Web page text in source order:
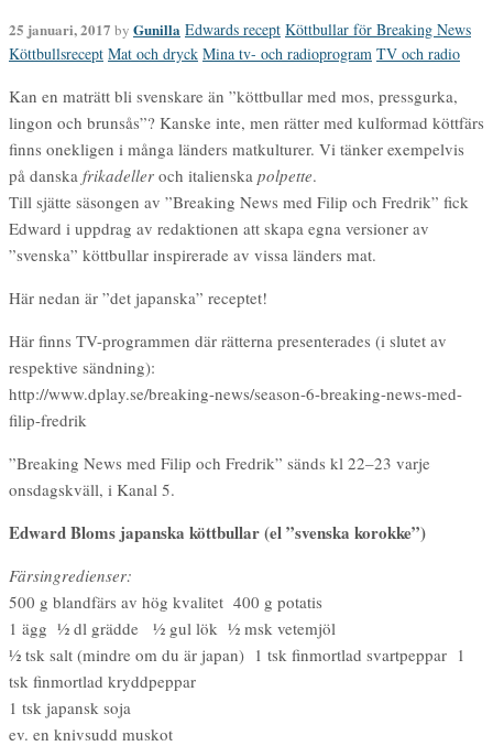
25 januari, 2017 by Gunilla Edwards recept Köttbullar för Breaking News
Köttbullsrecept Mat och dryck Mina tv- och radioprogram TV och radio
Kan en maträtt bli svenskare än ”köttbullar med mos, pressgurka,
lingon och brunsås”? Kanske inte, men rätter med kulformad köttfärs
finns onekligen i många länders matkulturer. Vi tänker exempelvis
på danska frikadeller och italienska polpette.
Till sjätte säsongen av ”Breaking News med Filip och Fredrik” fick
Edward i uppdrag av redaktionen att skapa egna versioner av
”svenska” köttbullar inspirerade av vissa länders mat.
Här nedan är ”det japanska” receptet!
Här finns TV-programmen där rätterna presenterades (i slutet av
respektive sändning):
http://www.dplay.se/breaking-news/season-6-breaking-news-med-
filip-fredrik
”Breaking News med Filip och Fredrik” sänds kl 22–23 varje
onsdagskväll, i Kanal 5.
Edward Bloms japanska köttbullar (el ”svenska korokke”)
Färsingredienser:
500 g blandfärs av hög kvalitet 400 g potatis
1 ägg ½ dl grädde ½ gul lök ½ msk vetemjöl
½ tsk salt (mindre om du är japan) 1 tsk finmortlad svartpeppar 1
tsk finmortlad kryddpeppar
1 tsk japansk soja
ev. en knivsudd muskot